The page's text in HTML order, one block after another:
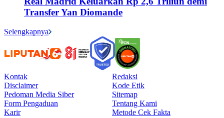
Transfer Yan Diomande
Selengkapnya
Kontak
Redaksi
Disclaimer
Kode Etik
Pedoman Media Siber
Sitemap
Form Pengaduan
Tentang Kami
Karir
Metode Cek Fakta